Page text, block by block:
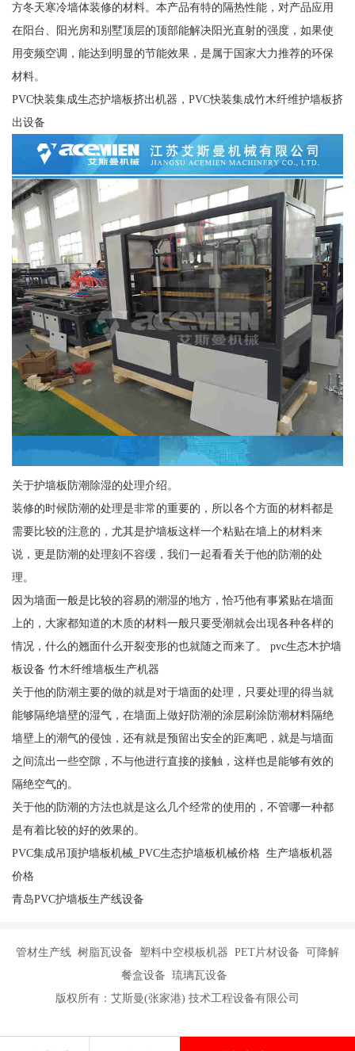
方冬天寒冷墙体装修的材料。本产品有特的隔热性能，对产品应用
在阳台、阳光房和别墅顶层的顶部能解决阳光直射的强度，如果使
用变频空调，能达到明显的节能效果，是属于国家大力推荐的环保
材料。
PVC快装集成生态护墙板挤出机器，PVC快装集成竹木纤维护墙板挤
出设备
关于护墙板防潮除湿的处理介绍。
装修的时候防潮的处理是非常的重要的，所以各个方面的材料都是
需要比较的注意的，尤其是护墙板这样一个粘贴在墙上的材料来
说，更是防潮的处理刻不容缓，我们一起看看关于他的防潮的处
理。
因为墙面一般是比较的容易的潮湿的地方，恰巧他有事紧贴在墙面
上的，大家都知道的木质的材料一般只要受潮就会出现各种各样的
情况，什么的翘面什么开裂变形的也就随之而来了。 pvc生态木护墙
板设备 竹木纤维墙板生产机器
关于他的防潮主要的做的就是对于墙面的处理，只要处理的得当就
能够隔绝墙壁的湿气，在墙面上做好防潮的涂层刷涂防潮材料隔绝
墙壁上的潮气的侵蚀，还有就是预留出安全的距离吧，就是与墙面
之间流出一些空隙，不与他进行直接的接触，这样也是能够有效的
隔绝空气的。
关于他的防潮的方法也就是这么几个经常的使用的，不管哪一种都
是有着比较的好的效果的。
PVC集成吊顶护墙板机械_PVC生态护墙板机械价格 生产墙板机器
价格
青岛PVC护墙板生产线设备
管材生产线 树脂瓦设备 塑料中空模板机器 PET片材设备 可降解
餐盒设备 琉璃瓦设备
版权所有：艾斯曼(张家港) 技术工程设备有限公司